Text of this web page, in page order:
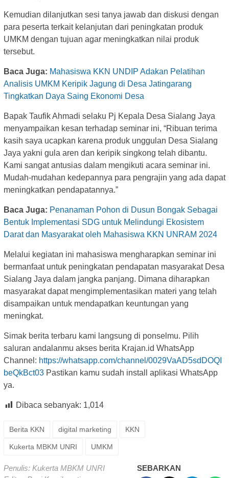
Kemudian dilanjutkan sesi tanya jawab dan diskusi dengan
para peserta terkait kelanjutan dari peningkatan produk
UMKM dengan tujuan agar meningkatkan nilai produk
tersebut.
Baca Juga: Mahasiswa KKN UNDIP Adakan Pelatihan
Analisis UMKM Keripik Jagung di Desa Jatingarang
Tingkatkan Daya Saing Ekonomi Desa
Bapak Taufik Ahmadi selaku Pj Kepala Desa Sialang Jaya
menyampaikan kesan terhadap seminar ini, “Ribuan terima
kasih saya ucapkan karena produk unggulan Desa Sialang
Jaya yakni gula aren dan keripik singkong telah dibantu.
Kami sangat antusias dalam mengikuti acara seminar ini.
Mudah-mudahan kedepannya para pengrajin yang ada dapat
meningkatkan pendapatannya.”
Baca Juga: Penanaman Pohon di Dusun Bongak Sebagai
Bentuk Implementasi SDG untuk Melindungi Ekosistem
Darat dan Masyarakat oleh Mahasiswa KKN UNRAM 2024
Melalui kegiatan ini mahasiswa mengharapkan seminar ini
bermanfaat untuk peningkatan pendapatan masyarakat Desa
Sialang Jaya dalam jangka panjang. Dimana diharapkan
masyarakat dapat mengimplementasikan materi yang telah
disampaikan untuk mendapatkan keuntungan yang
meningkat.
Simak berita terbaru kami langsung di ponselmu. Pilih
saluran andalanmu akses berita Krajan.id WhatsApp
Channel: https://whatsapp.com/channel/0029VaAD5sdDOQI
beQkBct03 Pastikan kamu sudah install aplikasi WhatsApp
ya.
Dibaca sebanyak: 1,014
Berita KKN digital marketing KKN
Kukerta MBKM UNRI UMKM
Penulis: Kukerta MBKM UNRI
SEBARKAN